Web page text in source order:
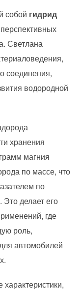
собой гидрид
Светлана
соединения,
водородной
хранения
магния
по массе, что
по
делает его
где
роль,
автомобилей